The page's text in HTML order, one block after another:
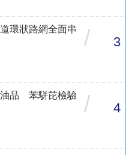
環狀路網全面串
/ 3
油品 苯駢芘檢驗
/ 4